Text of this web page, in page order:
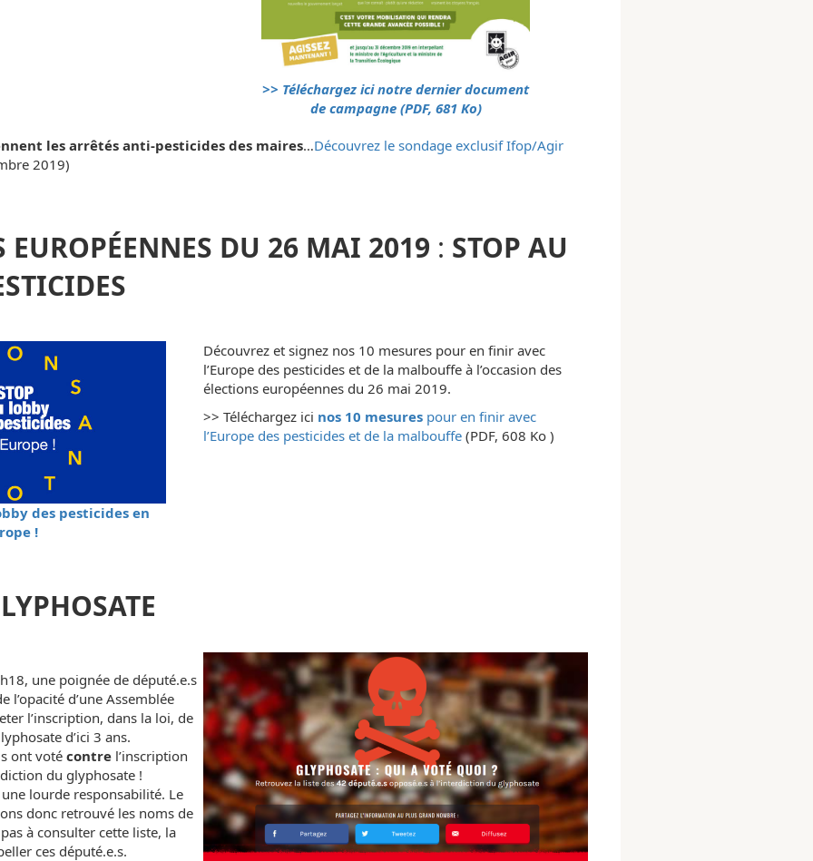
>> Téléchargez ici notre dernier document
de campagne (PDF, 681 Ko)
les arrêtés anti-pesticides des maires…Découvrez le sondage exclusif Ifop/Agir
2019)
EUROPÉENNES DU 26 MAI 2019 : STOP AU
des pesticides en
!
Découvrez et signez nos 10 mesures pour en finir avec
l’Europe des pesticides et de la malbouffe à l’occasion des
élections européennes du 26 mai 2019.
>> Téléchargez ici nos 10 mesures pour en finir avec
l’Europe des pesticides et de la malbouffe (PDF, 608 Ko )
une poignée de député.e.s
d’une Assemblée
l’inscription, dans la loi, de
d’ici 3 ans.
ont voté contrel’inscription
du glyphosate !
lourde responsabilité. Le
donc retrouvé les noms de
à consulter cette liste, la
ces député.e.s.